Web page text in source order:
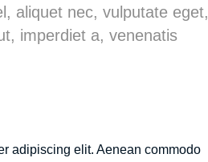
aliquet nec, vulputate eget,
imperdiet a, venenatis
adipiscing elit. Aenean commodo